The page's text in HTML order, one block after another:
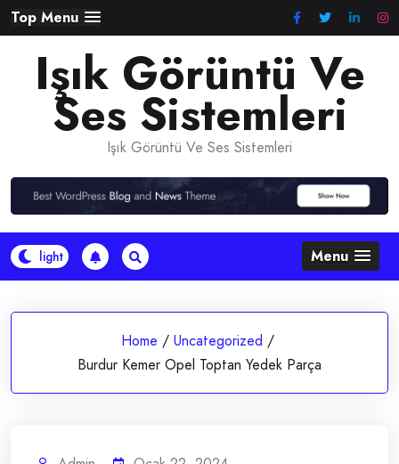
Skip
to
content
Top Menu
Işık Görüntü Ve
Ses Sistemleri
Işık Görüntü Ve Ses Sistemleri
Menu
Home / Uncategorized /
Burdur Kemer Opel Toptan Yedek Parça